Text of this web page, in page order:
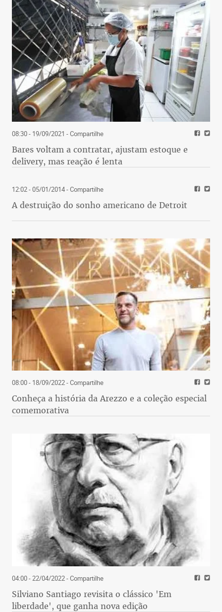
08:30 - 19/09/2021 - Compartilhe
Bares voltam a contratar, ajustam estoque e
delivery, mas reação é lenta
12:02 - 05/01/2014- Compartilhe
A destruição do sonho americano de Detroit
08:00 - 18/09/2022- Compartilhe
Conheça a história da Arezzo e a coleção especial
comemorativa
04:00 - 22/04/2022- Compartilhe
Silviano Santiago revisita o clássico 'Em
liberdade', que ganha nova edição